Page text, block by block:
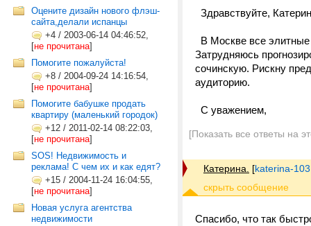
Оцените дизайн нового флэш-
сайта,делали испанцы
+4 / 2003-06-14 04:46:52,
[не прочитана]
Помогите пожалуйста!
+8 / 2004-09-24 14:16:54,
[не прочитана]
Помогите бабушке продать
квартиру (маленький городок)
+12 / 2011-02-14 08:22:03,
[не прочитана]
SOS! Недвижимость и
реклама! С чем их и как едят?
+15 / 2004-11-24 16:04:55,
[не прочитана]
Новая услуга агентства
недвижимости
Здравствуйте,
В Москве все
Затрудняюсь
сочинскую. Рискну
аудиторию.
С уважением,
[Показать все ответы на
Катерина. [katerina-
Спасибо, что так